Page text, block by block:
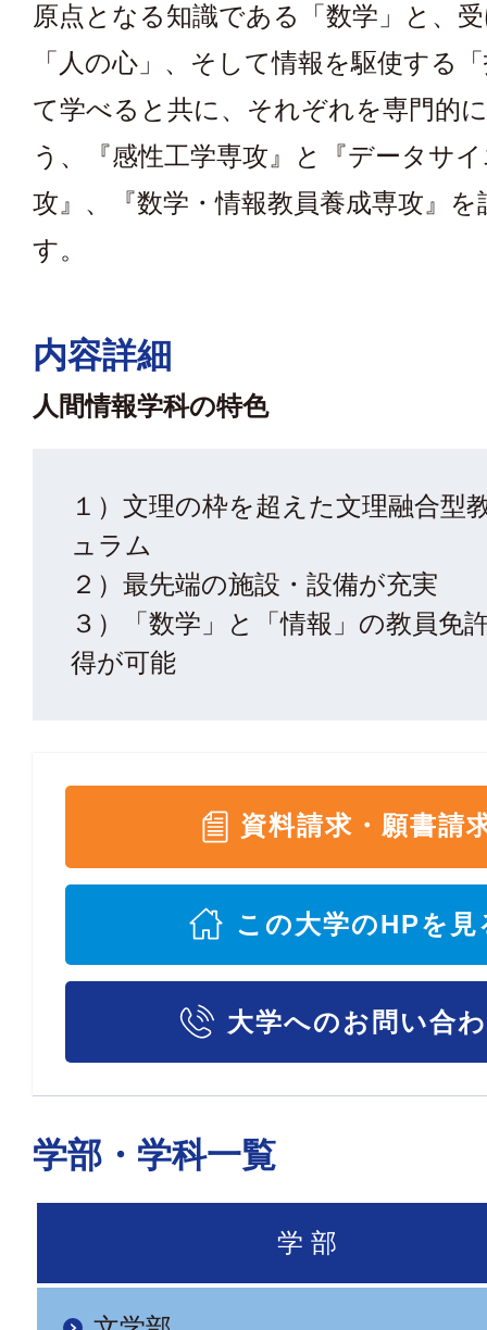
原点となる知識である「数学」と、
「人の心」、そして情報を駆使する
て学べると共に、それぞれを専門的
う、『感性工学専攻』と『データサ
攻』、『数学・情報教員養成専攻』
す。
内容詳細
人間情報学科の特色
１）文理の枠を超えた文理融合型
ュラム
２）最先端の施設・設備が充実
３）「数学」と「情報」の教員免
得が可能
資料請求・願書請
この大学のHPを見
大学へのお問い合
学部・学科一覧
学 部